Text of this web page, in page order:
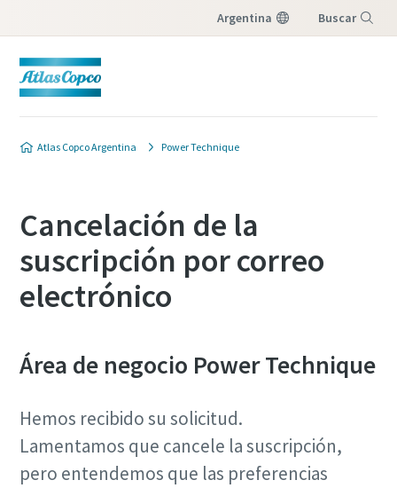
Argentina Buscar
Atlas Copco Argentina Power Technique
Cancelación de la
suscripción por correo
electrónico
Área de negocio Power Technique
Hemos recibido su solicitud.
Lamentamos que cancele la suscripción,
pero entendemos que las preferencias